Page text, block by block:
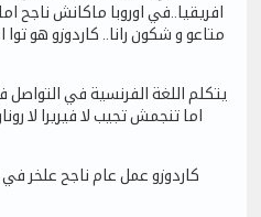
افريقيا..في اوروبا ماكانش ناجح
متاعو و شكون رانا.. كاردوزو هو
يتكلم اللغة الفرنسية في
اما تنجمش تجيب لا فيريرا لا